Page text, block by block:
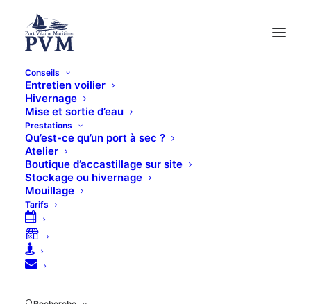
Conseils
Entretien voilier
Hivernage
Mise et sortie d’eau
Prestations
Qu’est-ce qu’un port à sec ?
Atelier
Boutique d’accastillage sur site
Stockage ou hivernage
Mouillage
Tarifs
Boutique en ligne